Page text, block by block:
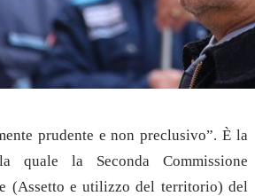
prudente e non preclusivo”. È la
quale la Seconda Commissione
(Assetto e utilizzo del territorio) del